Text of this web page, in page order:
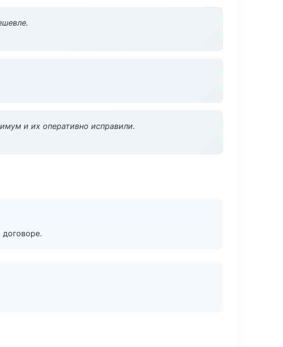
и их оперативно исправили.